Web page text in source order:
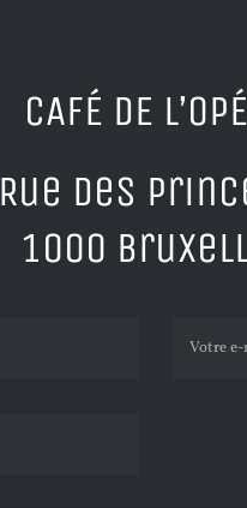
CAFÉ DE
Rue des
1000